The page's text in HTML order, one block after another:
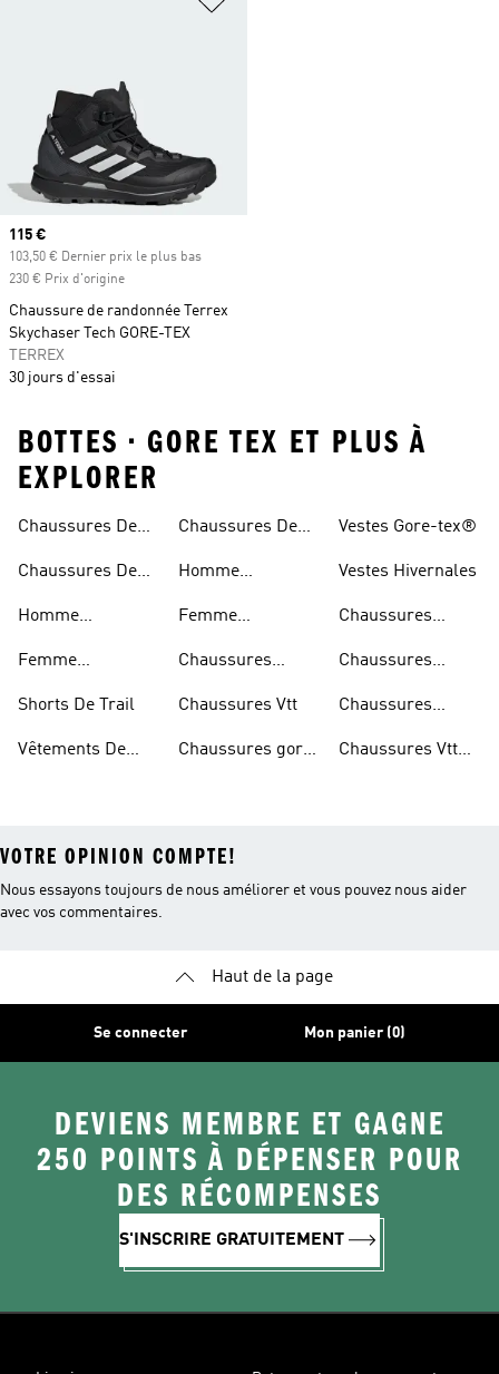
Prix actuel
115 €
103,50 € Dernier prix le plus bas
230 € Prix d'origine
Chaussure de randonnée Terrex
Skychaser Tech GORE-TEX
TERREX
30 jours d'essai
BOTTES • GORE TEX ET PLUS À
EXPLORER
Chaussures De
Chaussures De
Imperméables
Homme
Trail
Femme
Trail
Shorts De Trail
Vêtements De
Chaussures De
Homme
Randonnée
Femme
Randonnée
Chaussures
Chaussures Vtt
Chaussures gore-
Vestes Gore-tex®
Vestes Hivernales
Chaussures
Chaussures
Chaussures
Randonnée
Chaussures Vtt
VOTRE OPINION COMPTE!
Nous essayons toujours de nous améliorer et vous pouvez nous aider
avec vos commentaires.
Haut de la page
Se connecter Mon panier (0)
DEVIENS MEMBRE ET GAGNE
250 POINTS À DÉPENSER POUR
DES RÉCOMPENSES
S'INSCRIRE GRATUITEMENT